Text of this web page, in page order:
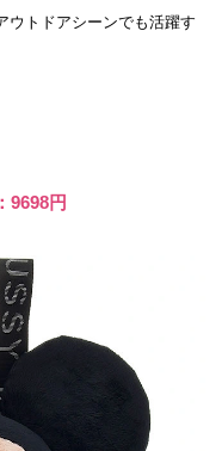
ウトドアシーンでも活躍す
9698円